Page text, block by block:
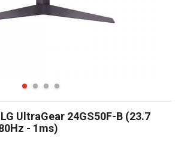
UltraGear 24GS50F-B (23.7
- 1ms)